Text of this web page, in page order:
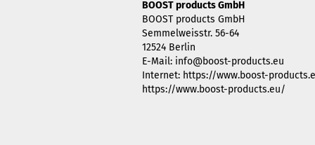
BOOST products GmbH
BOOST products GmbH
Semmelweisstr. 56-64
12524 Berlin
E-Mail: info@boost-products.eu
Internet: https://www.boost-
https://www.boost-products.eu/